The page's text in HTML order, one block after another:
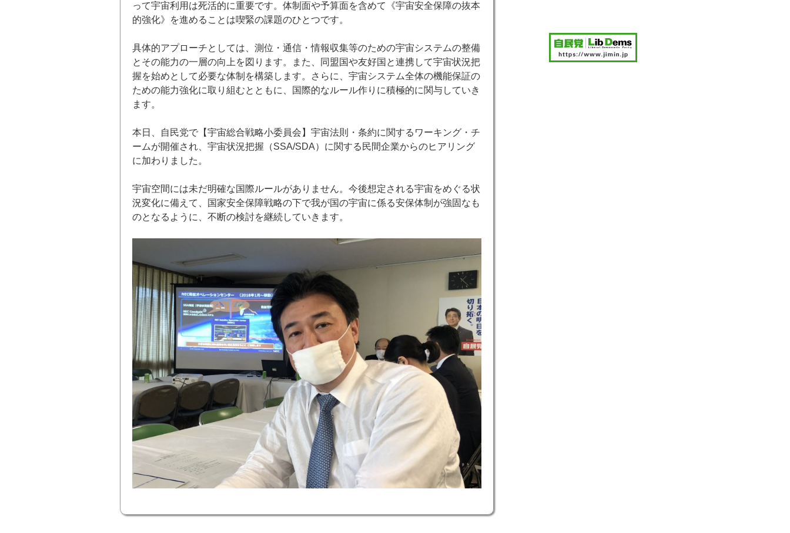
って宇宙利用は死活的に重要です。体制面や予算面を含めて《宇宙安全保障の抜本
的強化》を進めることは喫緊の課題のひとつです。
具体的アプローチとしては、測位・通信・情報収集等のための宇宙システムの整備
とその能力の一層の向上を図ります。また、同盟国や友好国と連携して宇宙状況把
握を始めとして必要な体制を構築します。さらに、宇宙システム全体の機能保証の
ための能力強化に取り組むとともに、国際的なルール作りに積極的に関与していき
ます。
本日、自民党で【宇宙総合戦略小委員会】宇宙法則・条約に関するワーキング・チ
ームが開催され、宇宙状況把握（SSA/SDA）に関する民間企業からのヒアリング
に加わりました。
宇宙空間には未だ明確な国際ルールがありません。今後想定される宇宙をめぐる状
況変化に備えて、国家安全保障戦略の下で我が国の宇宙に係る安保体制が強固なも
のとなるように、不断の検討を継続していきます。